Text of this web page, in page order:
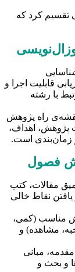
تقسیم کرد که
قابلیت اجرا و
با رشته
راه پژوهش
اهداف،
زمان‌بندی است.
مقالات، کتب
نقاط خالی
مناسب (کمی،
مشاهده) و
مبانی
و بحث و